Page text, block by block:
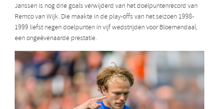
Janssen is nog drie goals verwijderd van het doelpuntenrecord van
Remco van Wijk. Die maakte in de play-offs van het seizoen 1998-
1999 liefst negen doelpunten in vijf wedstrijden voor Bloemendaal,
een ongeëvenaarde prestatie.